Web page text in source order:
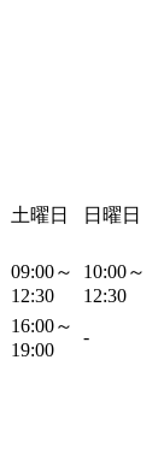
土曜日 日曜日
09:00～
12:30
10:00～
12:30
16:00～
19:00
-